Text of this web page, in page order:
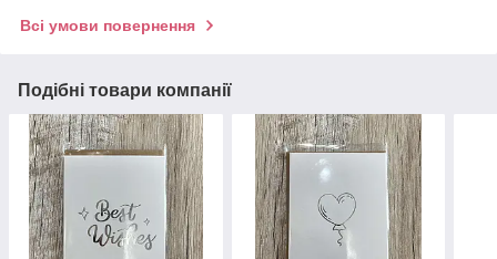
Всі умови повернення
Подібні товари компанії